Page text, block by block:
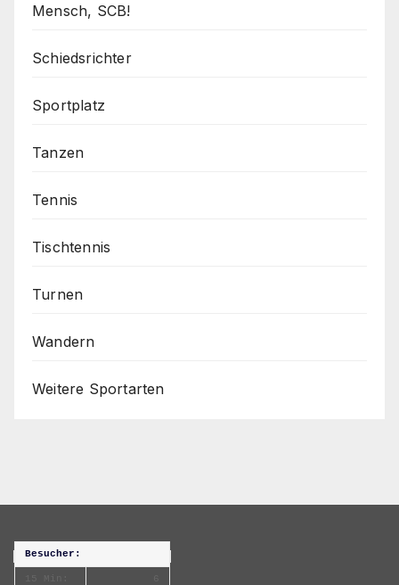
Mensch, SCB!
Schiedsrichter
Sportplatz
Tanzen
Tennis
Tischtennis
Turnen
Wandern
Weitere Sportarten
Besucher: